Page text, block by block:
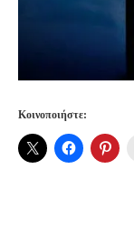
Κοινοποιήστε: